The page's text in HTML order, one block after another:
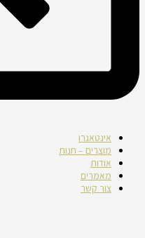
אינטאגרו
מוצרים – חנות
אודות
מאמרים
צור קשר